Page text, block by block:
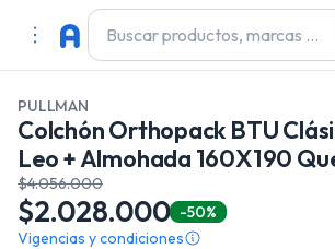
PULLMAN
Colchón Orthopack BTU
Leo + Almohada 160X190
$4.056.000
$2.028.000 -50%
Vigencias y condiciones